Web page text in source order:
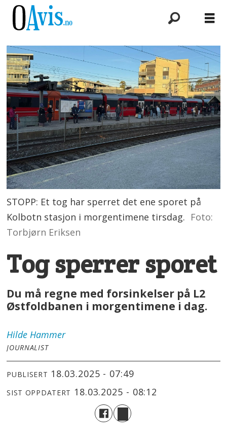
STOPP: Et tog har sperret det ene sporet på
Kolbotn stasjon i morgentimene tirsdag. Foto:
Torbjørn Eriksen
Tog sperrer sporet
Du må regne med forsinkelser på L2
Østfoldbanen i morgentimene i dag.
Hilde Hammer
JOURNALIST
PUBLISERT 18.03.2025 - 07:49
SIST OPPDATERT 18.03.2025 - 08:12